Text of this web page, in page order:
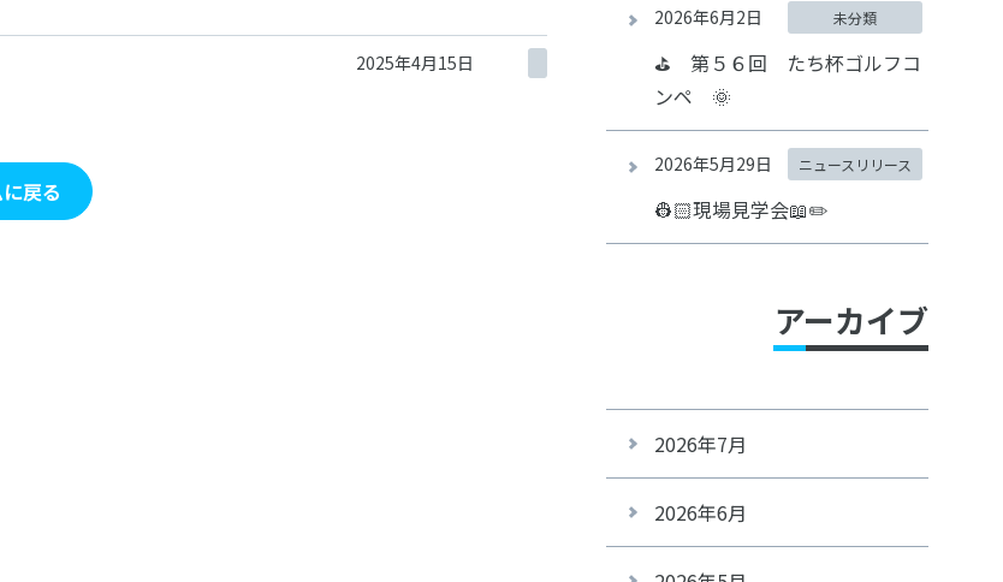
2025年4月15日
戻る
2026年6月2日 未分類
⛳ 第５６回 たち杯ゴルフコ
ンペ 🌞
2026年5月29日 ニュースリリース
👷🏻現場見学会📖✏️
アーカイブ
2026年7月
2026年6月